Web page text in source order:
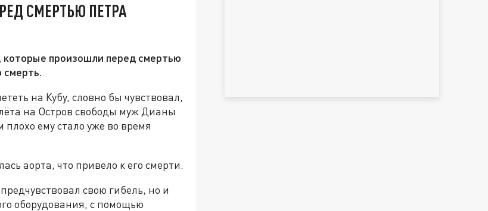
СМЕРТЬЮ ПЕТРА
которые произошли перед смертью
смерть.
на Кубу, словно бы чувствовал,
на Остров свободы муж Дианы
ему стало уже во время
аорта, что привело к его смерти.
свою гибель, но и
оборудования, с помощью